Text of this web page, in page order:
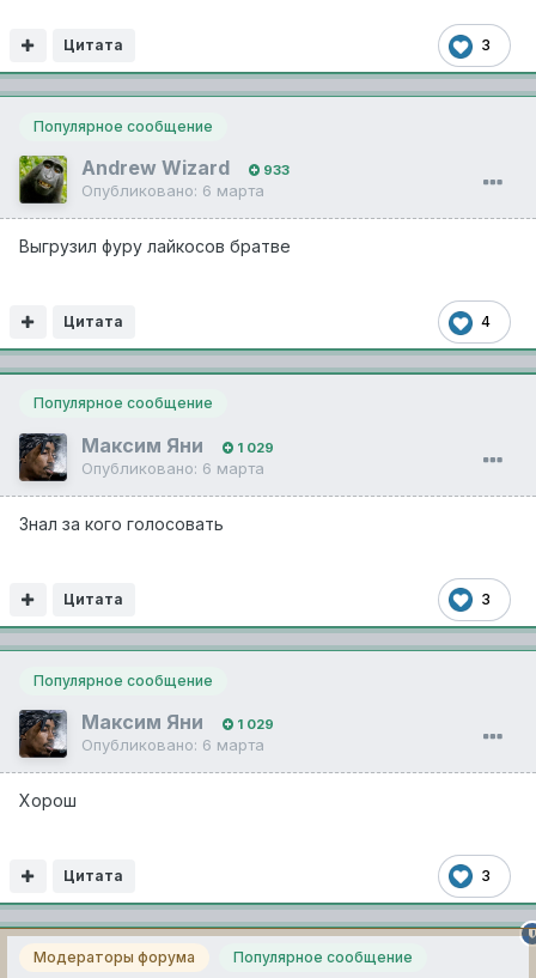
3
Цитата
Популярное сообщение
Andrew Wizard 933
Опубликовано: 6 марта
Выгрузил фуру лайкосов братве
4
Цитата
Популярное сообщение
Максим Яни 1 029
Опубликовано: 6 марта
Знал за кого голосовать
3
Цитата
Популярное сообщение
Максим Яни 1 029
Опубликовано: 6 марта
Хорош
3
Цитата
Модераторы форума Популярное сообщение